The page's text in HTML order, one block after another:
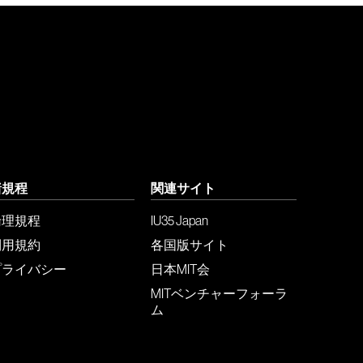
程
規程
規約
イバシー
関連サイト
IU35 Japan
各国版サイト
日本MIT会
MITベンチャーフォーラ
ム